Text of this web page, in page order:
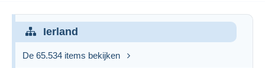
Ierland
De 65.534 items bekijken